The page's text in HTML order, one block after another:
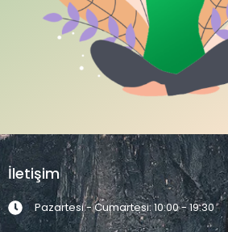
İletişim
Pazartesi - Cumartesi: 10:00 - 19:30